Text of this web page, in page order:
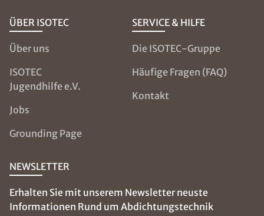
ÜBER ISOTEC
Über uns
ISOTEC
Jugendhilfe e.V.
Jobs
Grounding Page
SERVICE & HILFE
Die ISOTEC-Gruppe
Häufige Fragen (FAQ)
Kontakt
NEWSLETTER
Erhalten Sie mit unserem Newsletter neuste
Informationen Rund um Abdichtungstechnik